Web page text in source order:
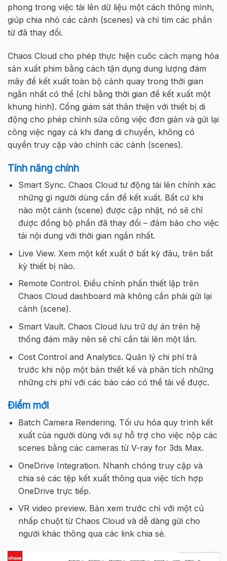
phong trong việc tải lên dữ liệu một cách thông mình,
giúp chia nhỏ các cảnh (scenes) và chỉ tìm các phần
tử đã thay đổi.
Chaos Cloud cho phép thực hiện cuôc cách mạng hóa
sản xuất phim bằng cách tận dụng dung lượng đám
mây để kết xuất toàn bộ cảnh quay trong thời gian
ngắn nhất có thể (chỉ bằng thời gian để kết xuất một
khung hình). Cổng giám sát thân thiện với thiết bị di
động cho phép chỉnh sửa công việc đơn giản và gửi lại
công việc ngay cả khi đang di chuyển, không có
quyền truy cập vào chính các cảnh (scenes).
Tính năng chính
Smart Sync. Chaos Cloud tư động tải lên chính xác
những gì người dùng cần để kết xuất. Bất cứ khi
nào một cảnh (scene) được cập nhật, nó sẽ chỉ
được đồng bộ phần đã thay đổi – đảm bảo cho việc
tải nội dung với thời gian ngắn nhất.
Live View. Xem một kết xuất ở bất kỳ đâu, trên bất
kỳ thiết bị nào.
Remote Control. Điều chỉnh phần thiết lập trên
Chaos Cloud dashboard mà không cần phải gửi lại
cảnh (scene).
Smart Vault. Chaos Cloud lưu trữ dự án trên hệ
thống đám mây nên sẽ chỉ cần tải lên một lần.
Cost Control and Analytics. Quản lý chi phí trả
trước khi nộp một bản thiết kế và phân tích những
những chi phí với các báo cáo có thể tải về được.
Điểm mới
Batch Camera Rendering. Tối ưu hóa quy trình kết
xuất của người dùng với sự hỗ trợ cho việc nộp các
scenes bằng các cameras từ V-ray for 3ds Max.
OneDrive Integration. Nhanh chóng truy cập và
chia sẻ các tệp kết xuất thông qua việc tích hợp
OneDrive trực tiếp.
VR video preview. Bản xem trước chỉ với một cú
nhấp chuột từ Chaos Cloud và dễ dàng gửi cho
người khác thông qua các link chia sẻ.